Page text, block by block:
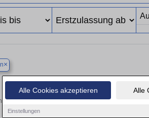
Alle Cookies akzeptieren Alle
Einstellungen
×
Finden Sie in
Sie in Auggen einen Mercedes AMG GT